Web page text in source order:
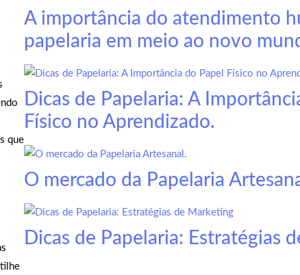
que
A importância do atendimento
papelaria em meio ao novo
Dicas de Papelaria: A
Físico no Aprendizado.
O mercado da Papelaria
Dicas de Papelaria: Estratégias